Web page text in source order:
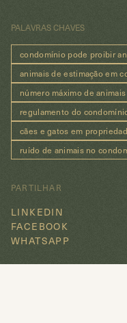
PALAVRAS CHAVES
condomínio pode proibir
animais de estimação em
número máximo de
regulamento do
cães e gatos em
ruído de animais no
PARTILHAR
LINKEDIN
FACEBOOK
WHATSAPP